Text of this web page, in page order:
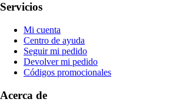
Servicios
Mi cuenta
Centro de ayuda
Seguir mi pedido
Devolver mi pedido
Códigos promocionales
Acerca de